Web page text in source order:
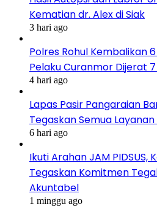
Kematian dr. Alex di Siak
3 hari ago
Polres Rohul Kembalikan
Pelaku Curanmor Dijerat
4 hari ago
Lapas Pasir Pangaraian
Tegaskan Semua
6 hari ago
Ikuti Arahan JAM PIDSUS,
Tegaskan Komitmen
Akuntabel
1 minggu ago